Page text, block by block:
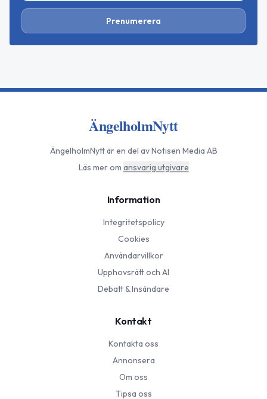
Prenumerera
ÄngelholmNytt
ÄngelholmNyttär en del av Notisen Media AB
Läs mer om ansvarig utgivare
Information
Integritetspolicy
Cookies
Användarvillkor
Upphovsrätt och AI
Debatt & Insändare
Kontakt
Kontakta oss
Annonsera
Om oss
Tipsa oss